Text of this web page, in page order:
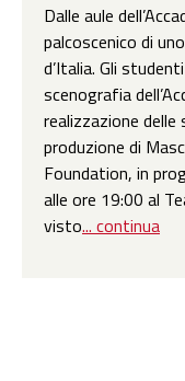
Dalle aule
palcoscenico di
d’Italia. Gli
scenografia
realizzazione delle
produzione di
Foundation, in
alle ore 19:00 al
visto... continua